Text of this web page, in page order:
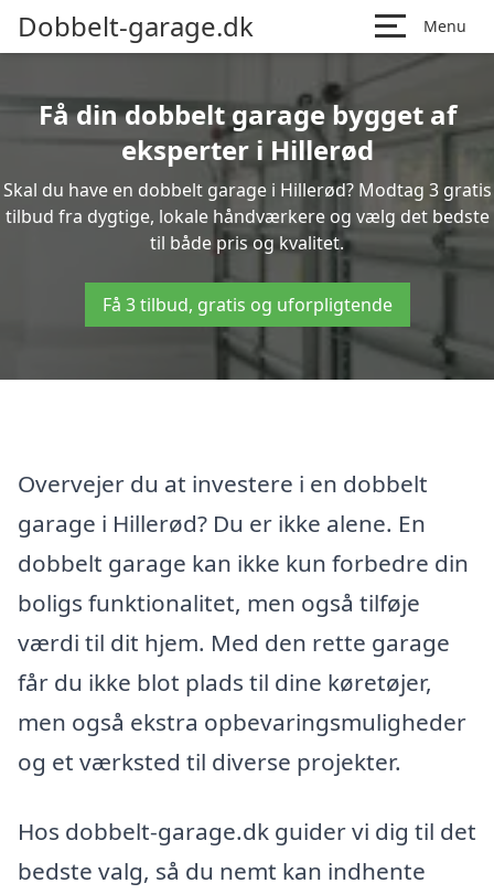
Dobbelt-garage.dk Menu
Få din dobbelt garage bygget af
eksperter i Hillerød
Skal du have en dobbelt garage i Hillerød? Modtag 3 gratis
tilbud fra dygtige, lokale håndværkere og vælg det bedste
til både pris og kvalitet.
Få 3 tilbud, gratis og uforpligtende
Overvejer du at investere i en dobbelt
garage i Hillerød? Du er ikke alene. En
dobbelt garage kan ikke kun forbedre din
boligs funktionalitet, men også tilføje
værdi til dit hjem. Med den rette garage
får du ikke blot plads til dine køretøjer,
men også ekstra opbevaringsmuligheder
og et værksted til diverse projekter.
Hos dobbelt-garage.dk guider vi dig til det
bedste valg, så du nemt kan indhente